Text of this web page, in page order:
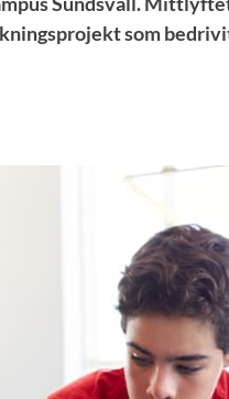
som